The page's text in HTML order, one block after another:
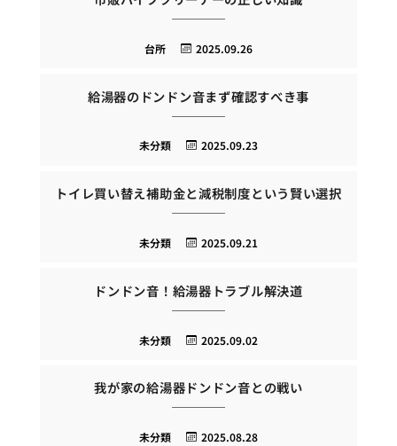
2025.09.26
台所
給湯器のドンドン音まず確認すべき事
2025.09.23
未分類
トイレ買い替え補助金と減税制度という賢い選択
2025.09.21
未分類
ドンドン音！給湯器トラブル解決道
2025.09.02
未分類
我が家の給湯器ドンドン音との戦い
2025.08.28
未分類